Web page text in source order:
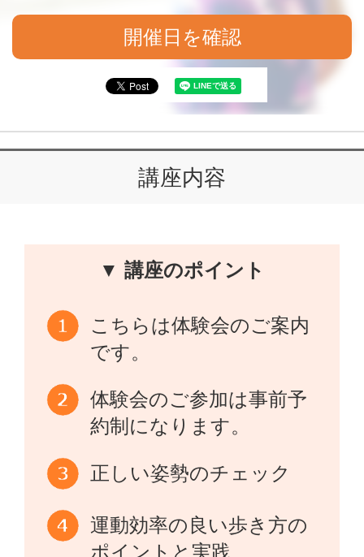
開催日を確認
講座内容
▼ 講座のポイント
こちらは体験会のご案内
です。
体験会のご参加は事前予
約制になります。
正しい姿勢のチェック
運動効率の良い歩き方の
ポイントと実践